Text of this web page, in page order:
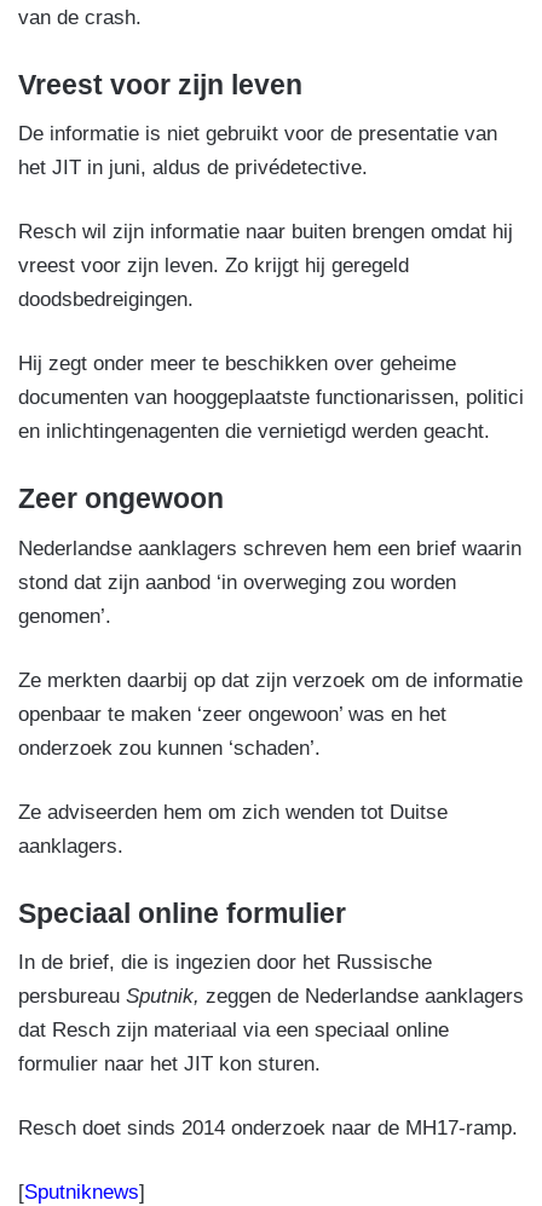
van de crash.
Vreest voor zijn leven
De informatie is niet gebruikt voor de presentatie van
het JIT in juni, aldus de privédetective.
Resch wil zijn informatie naar buiten brengen omdat hij
vreest voor zijn leven. Zo krijgt hij geregeld
doodsbedreigingen.
Hij zegt onder meer te beschikken over geheime
documenten van hooggeplaatste functionarissen, politici
en inlichtingenagenten die vernietigd werden geacht.
Zeer ongewoon
Nederlandse aanklagers schreven hem een brief waarin
stond dat zijn aanbod ‘in overweging zou worden
genomen’.
Ze merkten daarbij op dat zijn verzoek om de informatie
openbaar te maken ‘zeer ongewoon’ was en het
onderzoek zou kunnen ‘schaden’.
Ze adviseerden hem om zich wenden tot Duitse
aanklagers.
Speciaal online formulier
In de brief, die is ingezien door het Russische
persbureau Sputnik, zeggen de Nederlandse aanklagers
dat Resch zijn materiaal via een speciaal online
formulier naar het JIT kon sturen.
Resch doet sinds 2014 onderzoek naar de MH17-ramp.
[Sputniknews]